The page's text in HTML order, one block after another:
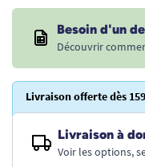
Besoin d'un
Découvrir
Livraison offerte dès
Livraison à
Voir les options,